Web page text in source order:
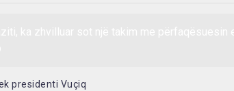
presidenti Vuçiq